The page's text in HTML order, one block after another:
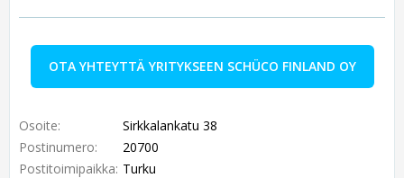
OTA YHTEYTTÄ YRITYKSEEN SCHÜCO FINLAND OY
Osoite:
Sirkkalankatu 38
Postinumero:
20700
Postitoimipaikka: Turku